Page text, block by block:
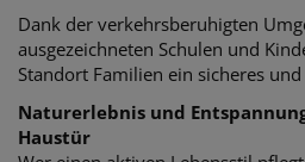
Dank der verkehrsberuhigten
ausgezeichneten Schulen und
Standort Familien ein sicheres
Naturerlebnis und
Haustür